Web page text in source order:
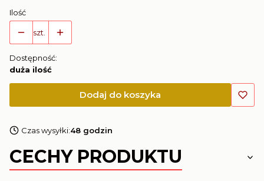
Ilość
szt.
Dostępność:
duża ilość
Dodaj do koszyka
Czas wysyłki:48 godzin
CECHY PRODUKTU